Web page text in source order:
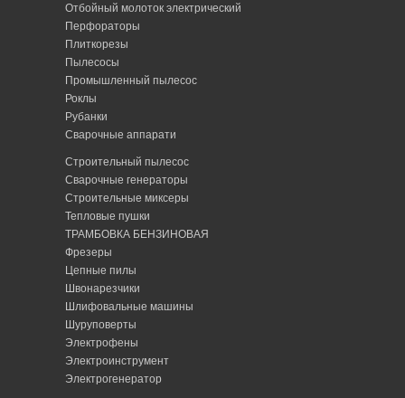
Отбойный молоток электрический
Перфораторы
Плиткорезы
Пылесосы
Промышленный пылесос
Роклы
Рубанки
Сварочные аппарати
Строительный пылесос
Сварочные генераторы
Строительные миксеры
Тепловые пушки
ТРАМБОВКА БЕНЗИНОВАЯ
Фрезеры
Цепные пилы
Швонарезчики
Шлифовальные машины
Шуруповерты
Электрофены
Электроинструмент
Электрогенератор